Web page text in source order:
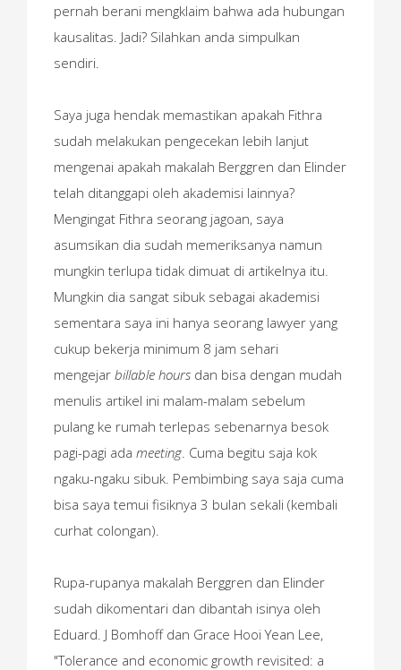
pernah berani mengklaim bahwa ada hubungan
kausalitas. Jadi? Silahkan anda simpulkan
sendiri.
Saya juga hendak memastikan apakah Fithra
sudah melakukan pengecekan lebih lanjut
mengenai apakah makalah Berggren dan Elinder
telah ditanggapi oleh akademisi lainnya?
Mengingat Fithra seorang jagoan, saya
asumsikan dia sudah memeriksanya namun
mungkin terlupa tidak dimuat di artikelnya itu.
Mungkin dia sangat sibuk sebagai akademisi
sementara saya ini hanya seorang lawyer yang
cukup bekerja minimum 8 jam sehari
mengejar billable hours dan bisa dengan mudah
menulis artikel ini malam-malam sebelum
pulang ke rumah terlepas sebenarnya besok
pagi-pagi ada meeting . Cuma begitu saja kok
ngaku-ngaku sibuk. Pembimbing saya saja cuma
bisa saya temui fisiknya 3 bulan sekali (kembali
curhat colongan).
Rupa-rupanya makalah Berggren dan Elinder
sudah dikomentari dan dibantah isinya oleh
Eduard. J Bomhoff dan Grace Hooi Yean Lee,
"Tolerance and economic growth revisited: a